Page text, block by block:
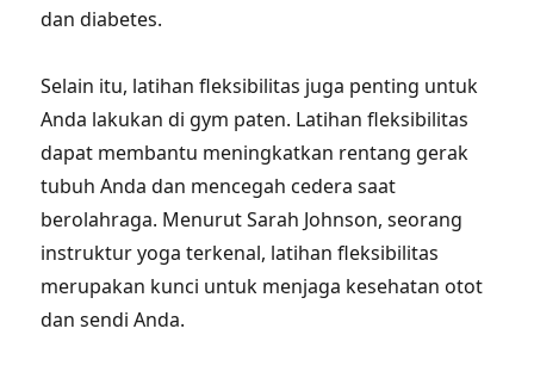
dan diabetes.
Selain itu, latihan fleksibilitas juga penting untuk
Anda lakukan di gym paten. Latihan fleksibilitas
dapat membantu meningkatkan rentang gerak
tubuh Anda dan mencegah cedera saat
berolahraga. Menurut Sarah Johnson, seorang
instruktur yoga terkenal, latihan fleksibilitas
merupakan kunci untuk menjaga kesehatan otot
dan sendi Anda.